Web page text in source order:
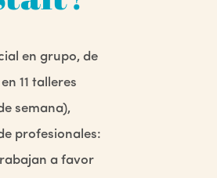
en grupo, de
11 talleres
semana),
profesionales:
a favor